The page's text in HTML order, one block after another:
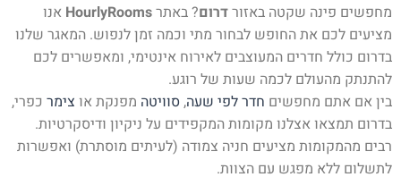
מחפשים פינה שקטה באזורדרום? באתרHourlyRooms אנו
מציעים לכם את החופש לבחור מתי וכמה זמן לנפוש. המאגר שלנו
בדרום כולל חדרים המעוצבים לאירוח אינטימי, ומאפשרים לכם
להתנתק מהעולם לכמה שעות של רוגע.
בין אם אתם מחפשים חדר לפי שעה, סוויטה מפנקת או צימר כפרי,
בדרום תמצאו אצלנו מקומות המקפידים על ניקיון ודיסקרטיות.
רבים מהמקומות מציעים חניה צמודה (לעיתים מוסתרת) ואפשרות
לתשלום ללא מפגש עם הצוות.